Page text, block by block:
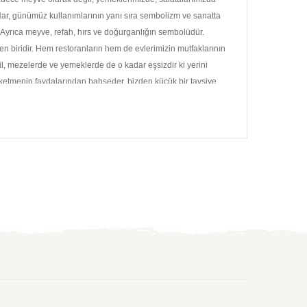
günümüz kullanımlarının yanı sıra sembolizm ve sanatta
meyve, refah, hırs ve doğurganlığın sembolüdür.
biridir. Hem restoranların hem de evlerimizin mutfaklarının
mezelerde ve yemeklerde de o kadar eşsizdir ki yerini
faydalarından bahseder, bizden küçük bir tavsiye.
Narın gerçek lezzetinden ve faydalarından